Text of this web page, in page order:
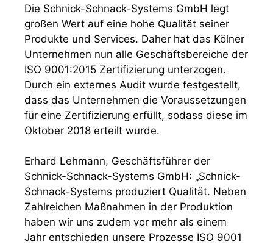
Die Schnick-Schnack-Systems GmbH legt
großen Wert auf eine hohe Qualität seiner
Produkte und Services. Daher hat das Kölner
Unternehmen nun alle Geschäftsbereiche der
ISO 9001:2015 Zertifizierung unterzogen.
Durch ein externes Audit wurde festgestellt,
dass das Unternehmen die Voraussetzungen
für eine Zertifizierung erfüllt, sodass diese im
Oktober 2018 erteilt wurde.
Erhard Lehmann, Geschäftsführer der
Schnick-Schnack-Systems GmbH: „Schnick-
Schnack-Systems produziert Qualität. Neben
Zahlreichen Maßnahmen in der Produktion
haben wir uns zudem vor mehr als einem
Jahr entschieden unsere Prozesse ISO 9001